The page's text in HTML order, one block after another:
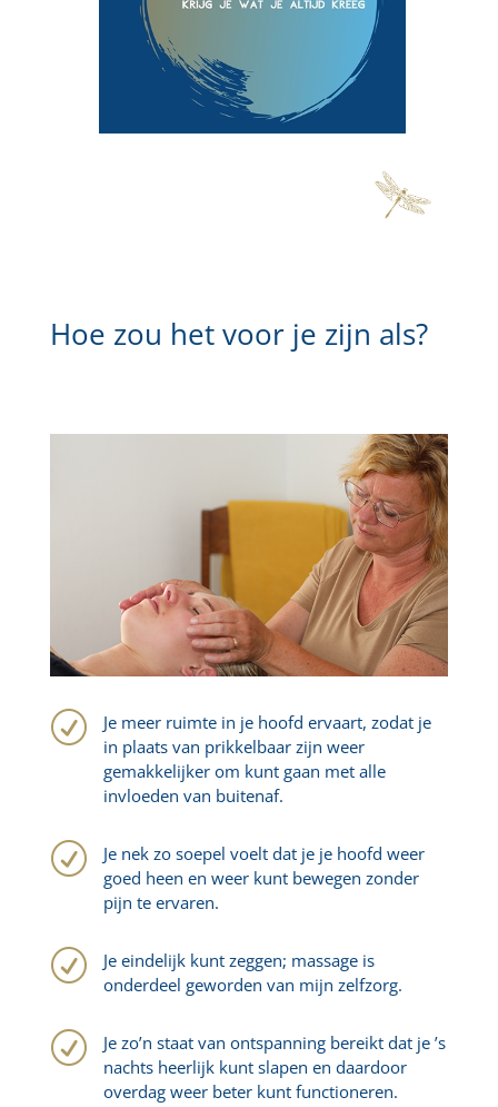
Hoe zou het voor je zijn als?
R
Je meer ruimte in je hoofd ervaart, zodat je
in plaats van prikkelbaar zijn weer
gemakkelijker om kunt gaan met alle
invloeden van buitenaf.
R
Je nek zo soepel voelt dat je je hoofd weer
goed heen en weer kunt bewegen zonder
pijn te ervaren.
R
Je eindelijk kunt zeggen; massage is
onderdeel geworden van mijn zelfzorg.
R
Je zo’n staat van ontspanning bereikt dat je ’s
nachts heerlijk kunt slapen en daardoor
overdag weer beter kunt functioneren.